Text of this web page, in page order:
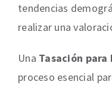
tendencias
realizar una
Una Tasación para
proceso esencial